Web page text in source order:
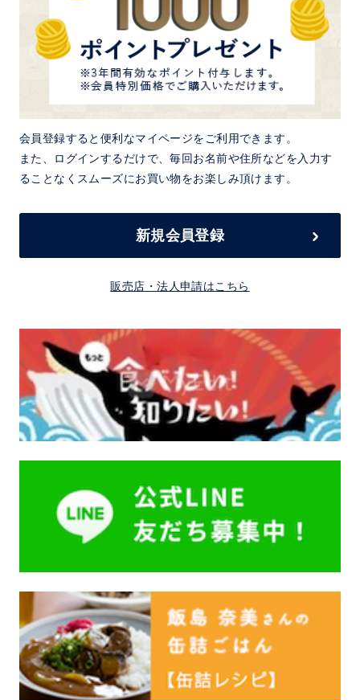
会員登録すると便利なマイページをご利用できます。
また、ログインするだけで、毎回お名前や住所などを入力す
ることなくスムーズにお買い物をお楽しみ頂けます。
新規会員登録
販売店・法人申請はこちら